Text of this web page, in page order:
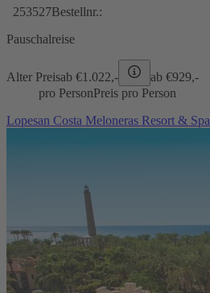
253527Bestellnr.:
Pauschalreise
Alter Preisab €1.022,- ab €929,-
pro PersonPreis pro Person
Lopesan Costa Meloneras Resort & Spa